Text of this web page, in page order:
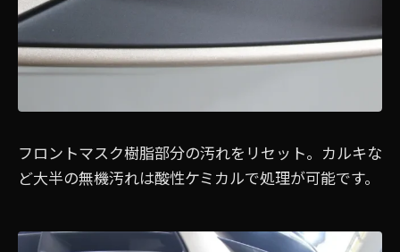
フロントマスク樹脂部分の汚れをリセット。カルキな
ど大半の無機汚れは酸性ケミカルで処理が可能です。